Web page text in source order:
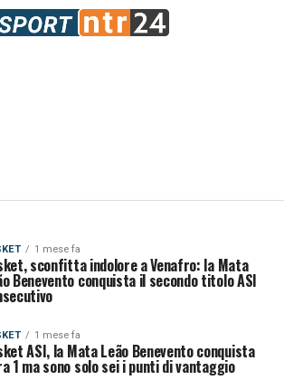
1 mese fa
sconfitta indolore a Venafro: la Mata
Benevento conquista il secondo titolo ASI
1 mese fa
ASI, la Mata Leão Benevento conquista
1 ma sono solo sei i punti di vantaggio